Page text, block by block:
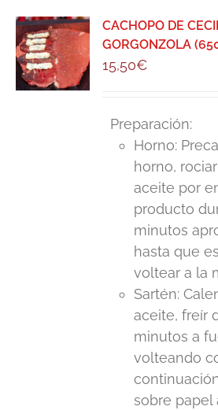
CACHOPO DE
GORGONZOLA
15,50€
Preparación:
Horno:
horno,
aceite por
producto
minutos
hasta que
voltear a la
Sartén:
aceite, freír
minutos a
volteando
sobre papel